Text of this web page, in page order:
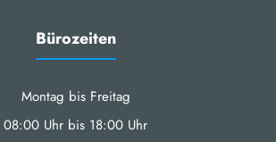
Bürozeiten
Montag bis Freitag
08:00 Uhr bis 18:00 Uhr